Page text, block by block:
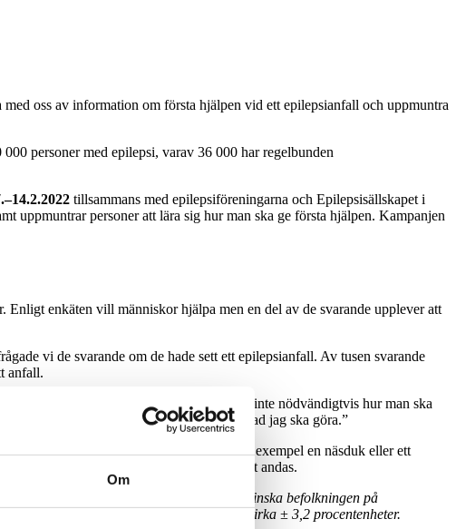
Om
oss av information om första hjälpen vid ett epilepsianfall och uppmuntra
personer med epilepsi, varav 36 000 har regelbunden
tillsammans med epilepsiföreningarna och Epilepsisällskapet i
uppmuntrar personer att lära sig hur man ska ge första hjälpen. Kampanjen
enkäten vill människor hjälpa men en del av de svarande upplever att
vi de svarande om de hade sett ett epilepsianfall. Av tusen svarande
anfall.
situationen hade skrämt dem. Då vet man inte nödvändigtvis hur man ska
skulle jag säkert få panik och inte veta vad jag ska göra.”
svarande berättade att de skulle sätta till exempel en näsduk eller ett
ett anfall eftersom detta gör det svårare att andas.
så att det skulle motsvara den finska befolkningen på
statistiska felmarginalen är maximalt cirka ± 3,2 procentenheter.